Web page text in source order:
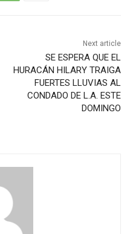
Next article
SE ESPERA QUE EL
HURACÁN HILARY TRAIGA
FUERTES LLUVIAS AL
CONDADO DE L.A. ESTE
DOMINGO